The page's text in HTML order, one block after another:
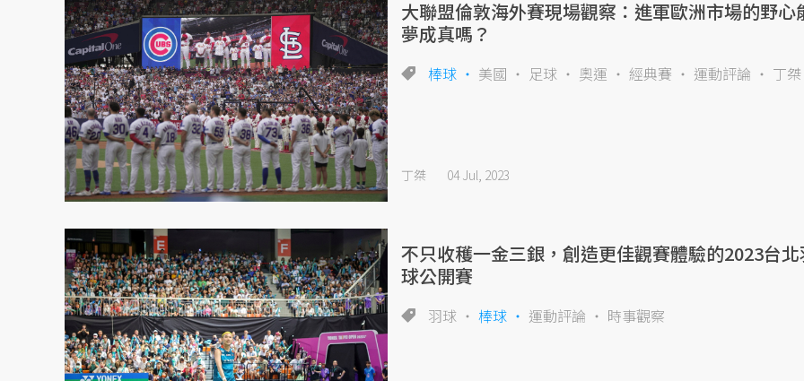
大聯盟倫敦海外賽現場觀察：進軍歐洲市場的野心
夢成真嗎？
棒球 美國 足球 奧運 經典賽 運動評論 丁桀
丁桀 04 Jul, 2023
不只收穫一金三銀，創造更佳觀賽體驗的2023台
球公開賽
羽球 棒球 運動評論 時事觀察